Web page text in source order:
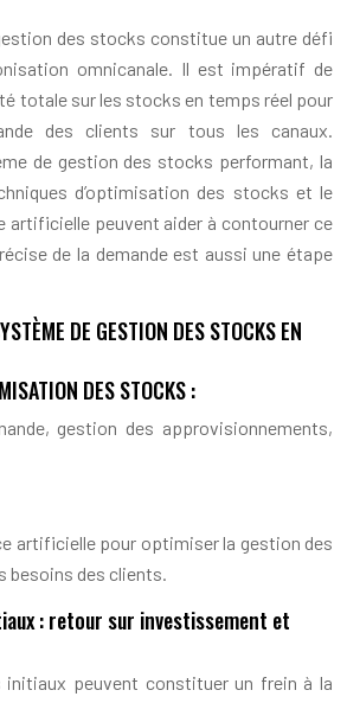
des stocks constitue un autre défi
omnicanale. Il est impératif de
totale sur les stocks en temps réel pour
des clients sur tous les canaux.
de gestion des stocks performant, la
d’optimisation des stocks et le
artificielle peuvent aider à contourner ce
de la demande est aussi une étape
DE GESTION DES STOCKS EN
DES STOCKS :
gestion des approvisionnements,
artificielle pour optimiser la gestion des
des clients.
: retour sur investissement et
initiaux peuvent constituer un frein à la